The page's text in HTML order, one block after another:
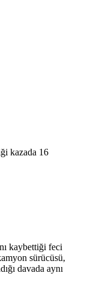
kaybettiği feci
sürücüsü,
davada aynı